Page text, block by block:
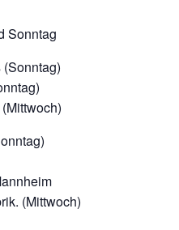
Sonntag
(Mittwoch)